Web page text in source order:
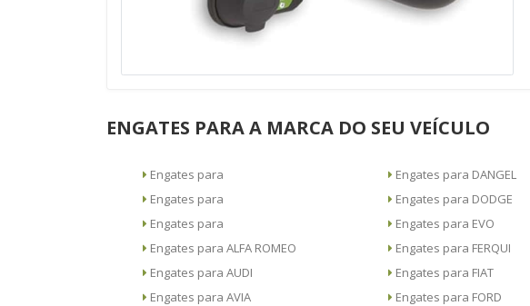
ENGATES PARA A MARCA DO SEU VEÍCULO
Engates para
Engates para
Engates para
Engates para ALFA ROMEO
Engates para AUDI
Engates para AVIA
Engates para DANGEL
Engates para DODGE
Engates para EVO
Engates para FERQUI
Engates para FIAT
Engates para FORD